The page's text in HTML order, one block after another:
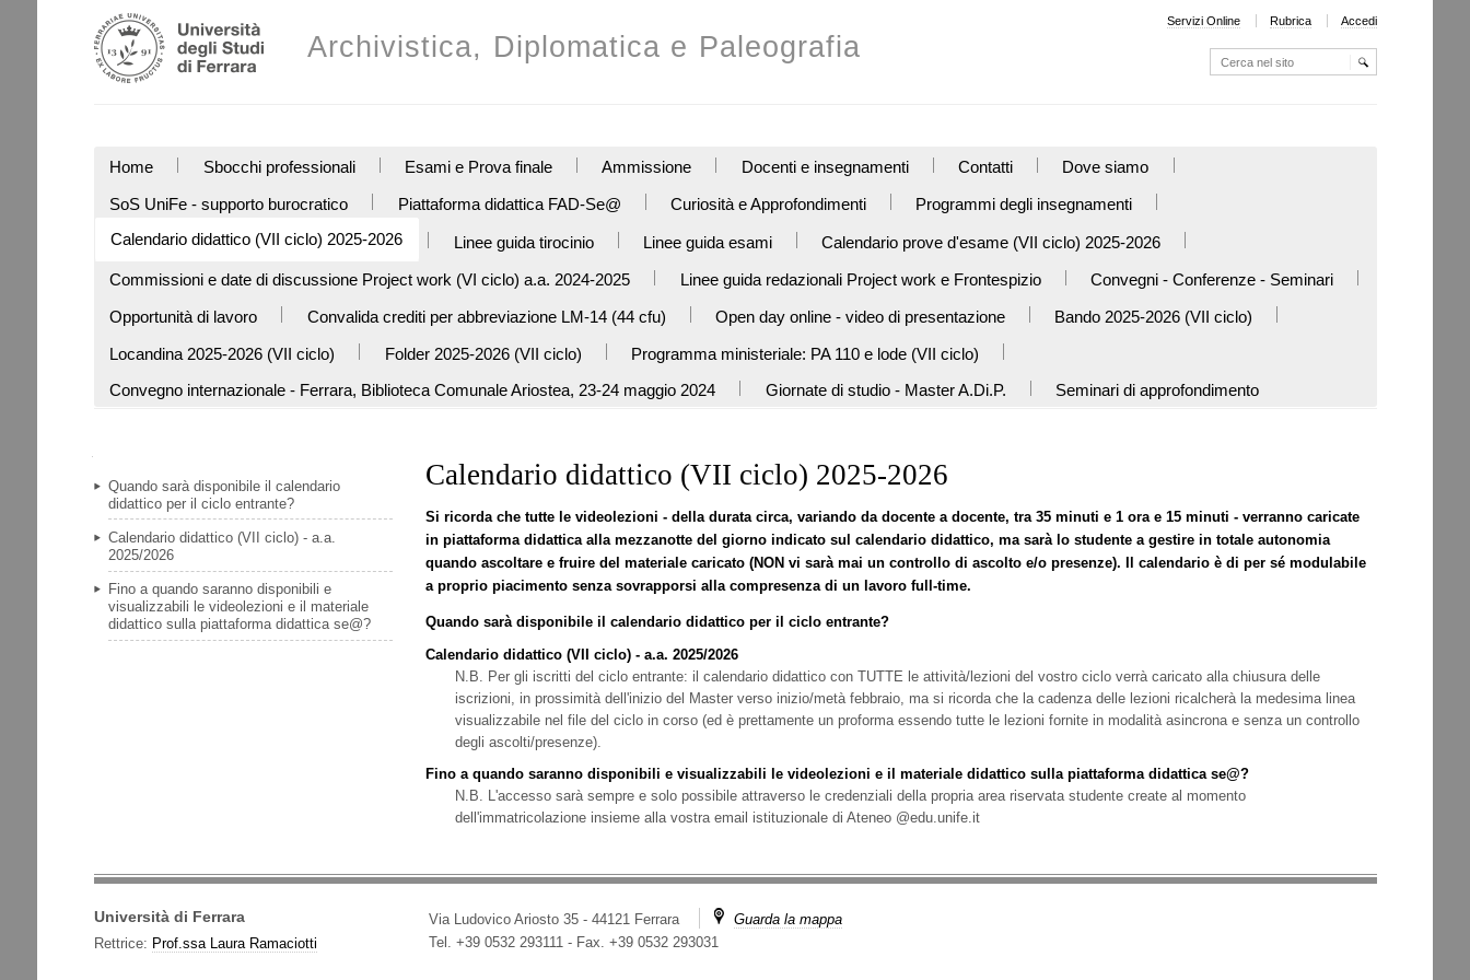
Salta
ai
contenuti.
Strumenti
personali
Archivistica, Diplomatica e Paleografia
Servizi Online Rubrica Accedi
Cerca nel sito
SEZIONI
Home Sbocchi professionali Esami e Prova finale Ammissione Docenti e insegnamenti Contatti Dove siamo
SoS UniFe - supporto burocratico Piattaforma didattica FAD-Se@ Curiosità e Approfondimenti
Programmi degli insegnamenti
Calendario didattico (VII ciclo) 2025-2026
Linee guida tirocinio Linee guida esami Calendario prove d'esame (VII ciclo) 2025-2026
Commissioni e date di discussione Project work (VI ciclo) a.a. 2024-2025 Linee guida redazionali Project work e Frontespizio Convegni - Conferenze - Seminari
Opportunità di lavoro Convalida crediti per abbreviazione LM-14 (44 cfu) Open day online - video di presentazione Bando 2025-2026 (VII ciclo)
Locandina 2025-2026 (VII ciclo) Folder 2025-2026 (VII ciclo) Programma ministeriale: PA 110 e lode (VII ciclo)
Convegno internazionale - Ferrara, Biblioteca Comunale Ariostea, 23-24 maggio 2024 Giornate di studio - Master A.Di.P. Seminari di approfondimento
Calendario didattico (VII ciclo) 2025-2026
Si ricorda che tutte le videolezioni - della durata circa, variando da docente a docente, tra 35 minuti e 1 ora e 15 minuti - verranno caricate
in piattaforma didattica alla mezzanotte del giorno indicato sul calendario didattico, ma sarà lo studente a gestire in totale autonomia
quando ascoltare e fruire del materiale caricato (NON vi sarà mai un controllo di ascolto e/o presenze). Il calendario è di per sé modulabile
a proprio piacimento senza sovrapporsi alla compresenza di un lavoro full-time.
Quando sarà disponibile il calendario didattico per il ciclo entrante?
Calendario didattico (VII ciclo) - a.a. 2025/2026
N.B. Per gli iscritti del ciclo entrante: il calendario didattico con TUTTE le attività/lezioni del vostro ciclo verrà caricato alla chiusura delle
iscrizioni, in prossimità dell'inizio del Master verso inizio/metà febbraio, ma si ricorda che la cadenza delle lezioni ricalcherà la medesima linea
visualizzabile nel file del ciclo in corso (ed è prettamente un proforma essendo tutte le lezioni fornite in modalità asincrona e senza un controllo
degli ascolti/presenze).
Fino a quando saranno disponibili e visualizzabili le videolezioni e il materiale didattico sulla piattaforma didattica se@?
N.B. L'accesso sarà sempre e solo possibile attraverso le credenziali della propria area riservata studente create al momento
dell'immatricolazione insieme alla vostra email istituzionale di Ateneo @edu.unife.it
Quando sarà disponibile il calendario
didattico per il ciclo entrante?
Calendario didattico (VII ciclo) - a.a.
2025/2026
Fino a quando saranno disponibili e
visualizzabili le videolezioni e il materiale
didattico sulla piattaforma didattica se@?
Università di Ferrara
Rettrice: Prof.ssa Laura Ramaciotti
Via Ludovico Ariosto 35 - 44121 Ferrara
Guarda la mappa
Tel. +39 0532 293111- Fax. +39 0532 293031